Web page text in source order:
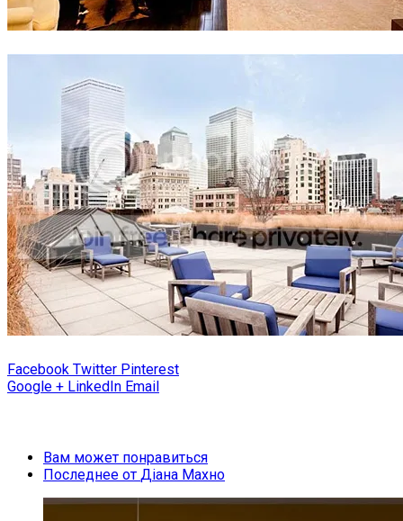
Facebook Twitter Pinterest
Google + LinkedIn Email
Вам может понравиться
Последнее от Діана Махно